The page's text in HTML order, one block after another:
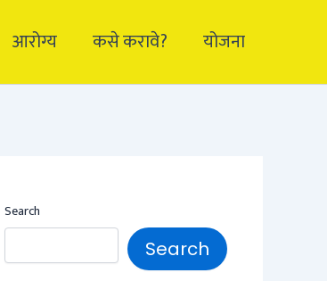
आरोग्य कसे करावे? योजना
Search
Search